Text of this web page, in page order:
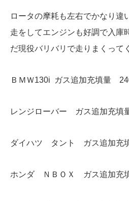
ロータの摩耗も左右でかなり
走をしてエンジンも好調で入
だ現役バリバリで走りまくって
ＢＭＷ130i ガス追加充填量
レンジローバー ガス追加充
ダイハツ タント ガス追加充
ホンダ ＮＢＯＸ ガス追加充